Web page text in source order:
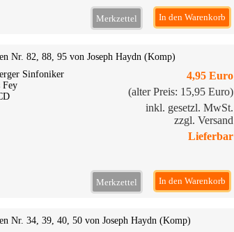
In den Warenkorb
Merkzettel
Nr. 82, 88, 95 von Joseph Haydn (Komp)
Sinfoniker
Fey
4,95 Euro
(alter Preis: 15,95 Euro)
inkl. gesetzl. MwSt.
zzgl. Versand
Lieferbar
In den Warenkorb
Merkzettel
Nr. 34, 39, 40, 50 von Joseph Haydn (Komp)